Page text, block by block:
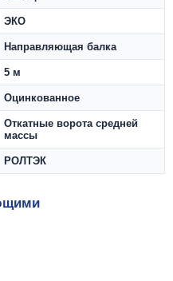
ЭКО
Направляющая балка
5 м
Оцинкованное
Откатные ворота средней
массы
РОЛТЭК